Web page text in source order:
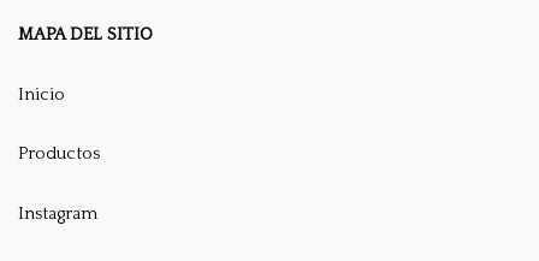
MAPA DEL SITIO
Inicio
Productos
Instagram